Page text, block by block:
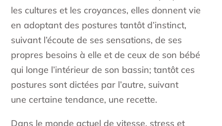
les cultures et les croyances, elles donnent vie
en adoptant des postures tantôt d’instinct,
suivant l’écoute de ses sensations, de ses
propres besoins à elle et de ceux de son bébé
qui longe l’intérieur de son bassin; tantôt ces
postures sont dictées par l’autre, suivant
une certaine tendance, une recette.
Dans le monde actuel de vitesse, stress et